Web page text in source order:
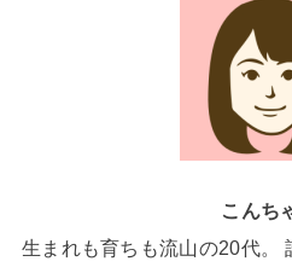
こんち
生まれも育ちも流山の20代。